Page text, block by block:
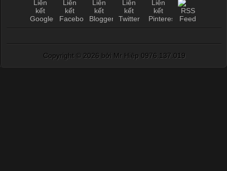
Copyright © 2026 bởi Mr Hiệp 0976.137.019